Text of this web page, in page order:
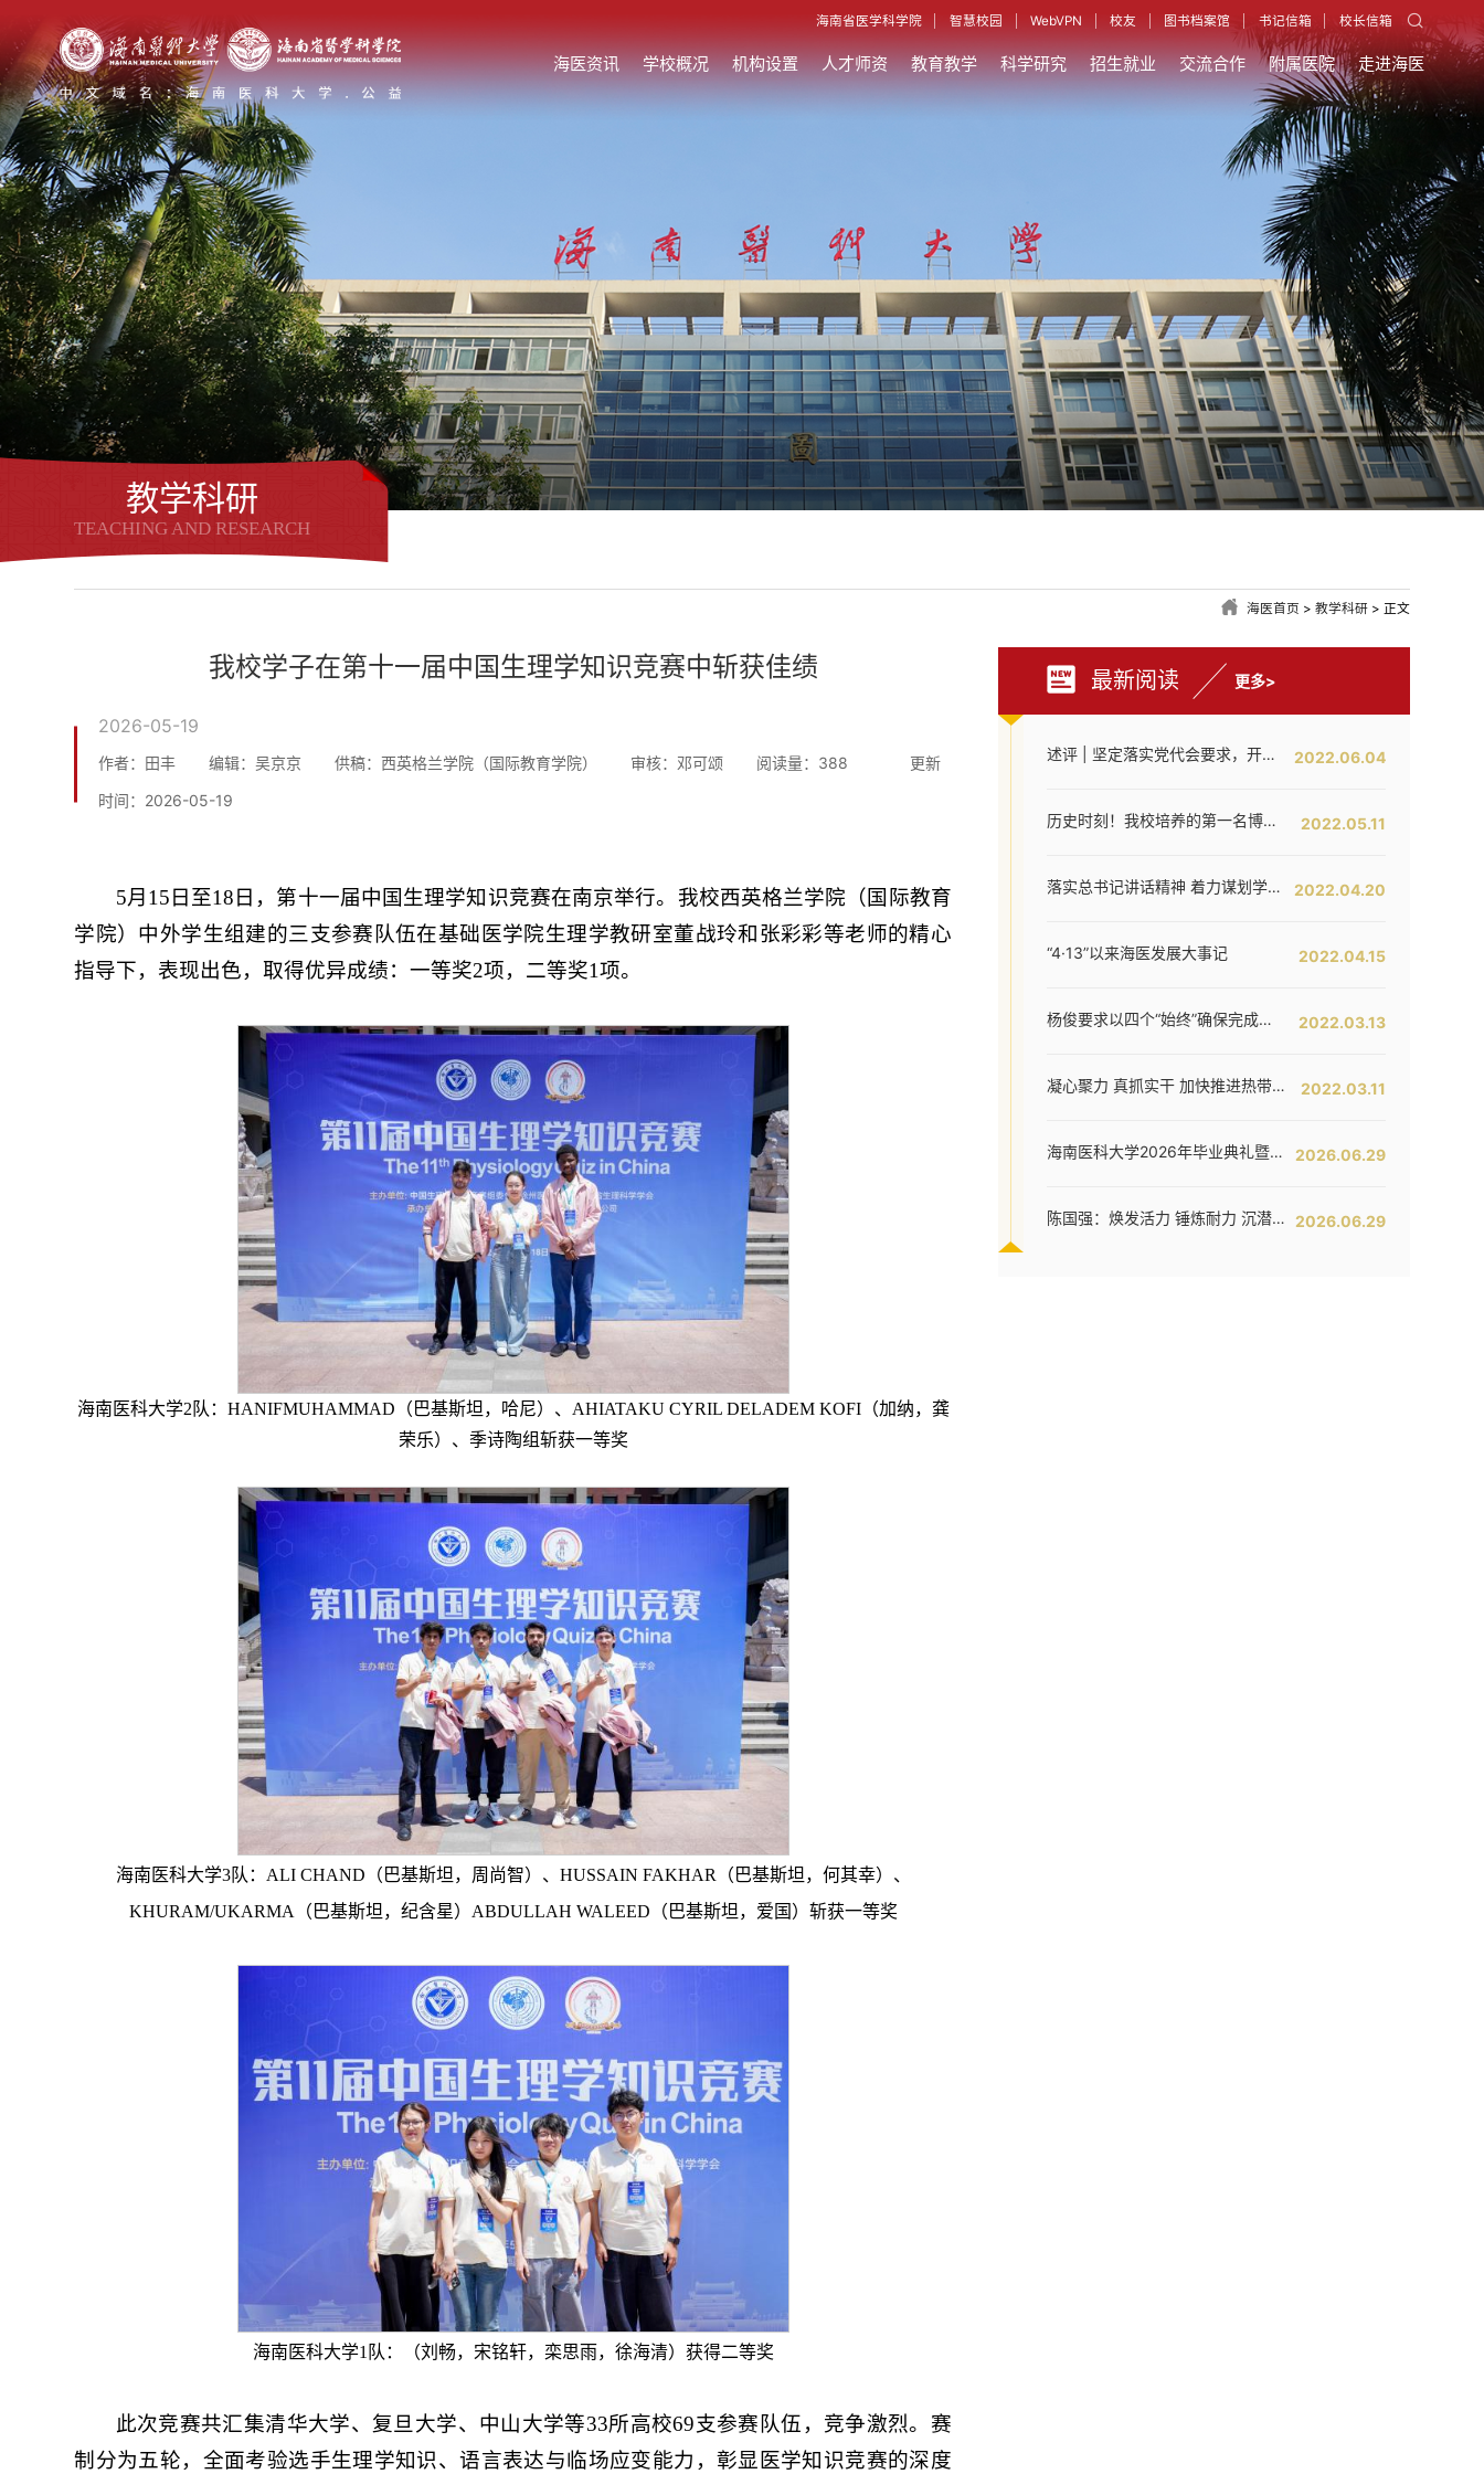
海南省医学科学院 智慧校园 WebVPN 校友 图书档案馆 书记信箱 校长信箱
海医资讯 学校概况 机构设置 人才师资 教育教学 科学研究 招生就业 交流合作 附属医院 走进海医
教学科研
TEACHING AND RESEARCH
海医首页 > 教学科研> 正文
​我校学子在第十一届中国生理学知识竞赛中斩获佳绩
2026-05-19
作者：田丰 编辑：吴京京 供稿：西英格兰学院（国际教育学院） 审核：邓可颂 阅读量： 388
更新
时间：2026-05-19
5月15日至18日，第十一届中国生理学知识竞赛在南京举行。我校西英格兰学院（国际教育
学院）中外学生组建的三支参赛队伍在基础医学院生理学教研室董战玲和张彩彩等老师的精心
指导下，表现出色，取得优异成绩：一等奖2项，二等奖1项。
海南医科大学2队：HANIFMUHAMMAD（巴基斯坦，哈尼）、AHIATAKU CYRIL DELADEM KOFI（加纳，龚
荣乐）、季诗陶组斩获一等奖
海南医科大学3队：ALI CHAND（巴基斯坦，周尚智）、HUSSAIN FAKHAR（巴基斯坦，何其幸）、
KHURAM/UKARMA（巴基斯坦，纪含星）ABDULLAH WALEED（巴基斯坦，爱国）斩获一等奖
海南医科大学1队：（刘畅，宋铭轩，栾思雨，徐海清）获得二等奖
此次竞赛共汇集清华大学、复旦大学、中山大学等33所高校69支参赛队伍，竞争激烈。赛
制分为五轮，全面考验选手生理学知识、语言表达与临场应变能力，彰显医学知识竞赛的深度
最新阅读 更多>
2022.06.04
述评 | 坚定落实党代会要求，开创海医工作新局面——写在全面落实省第八次党代会对海医发展提出新要求之时
2022.05.11
历史时刻！我校培养的第一名博士研究生通过答辩！
2022.04.20
落实总书记讲话精神 着力谋划学校内涵提升——我校召开发展战略咨询委员会第二次工作会议
2022.04.15
“4·13”以来海医发展大事记
2022.03.13
杨俊要求以四个“始终”确保完成全年工作任务--我校六届五次教代会暨七届二次工代会胜利闭幕
2022.03.11
凝心聚力 真抓实干 加快推进热带特色鲜明的国际化高水平医科大学建设步伐 ——我校六届五次教代会暨七届二次工代会隆重开幕
2026.06.29
海南医科大学2026年毕业典礼暨学位授予仪式举行
2026.06.29
陈国强：焕发活力 锤炼耐力 沉潜定力 哪吒闹海拓新程——在海南医科大学2026年毕业典礼上的讲话